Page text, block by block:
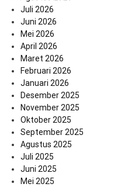
Juli 2026
Juni 2026
Mei 2026
April 2026
Maret 2026
Februari 2026
Januari 2026
Desember 2025
November 2025
Oktober 2025
September 2025
Agustus 2025
Juli 2025
Juni 2025
Mei 2025